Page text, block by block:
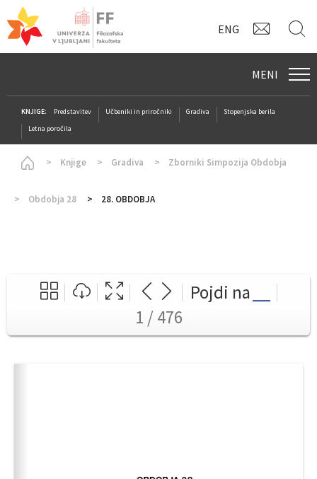
ENG
MENI
KNJIGE: Predstavitev Učbeniki in priročniki Gradiva
Stopenjska berila
Letna poročila
Homepage
Knjige Gradiva Zborniki Simpozija Obdobja
Obdobja 28 28. OBDOBJA
Pojdi na
1 / 476